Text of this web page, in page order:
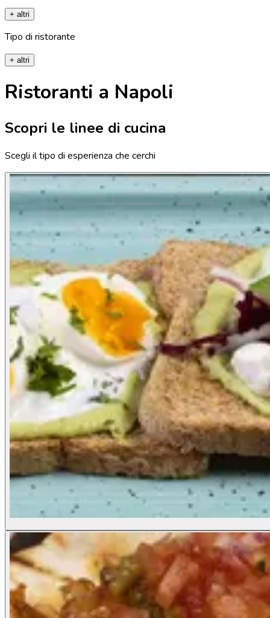
+ altri
Tipo di ristorante
+ altri
Ristoranti a Napoli
Scopri le linee di cucina
Scegli il tipo di esperienza che cerchi